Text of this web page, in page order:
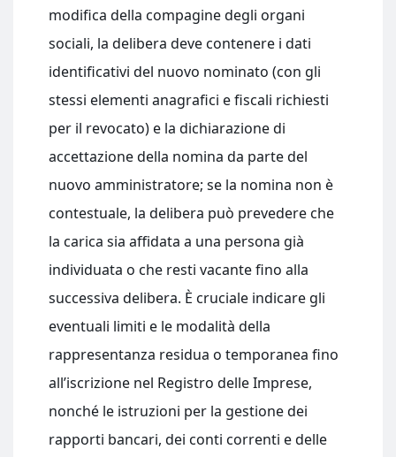
modifica della compagine degli organi
sociali, la delibera deve contenere i dati
identificativi del nuovo nominato (con gli
stessi elementi anagrafici e fiscali richiesti
per il revocato) e la dichiarazione di
accettazione della nomina da parte del
nuovo amministratore; se la nomina non è
contestuale, la delibera può prevedere che
la carica sia affidata a una persona già
individuata o che resti vacante fino alla
successiva delibera. È cruciale indicare gli
eventuali limiti e le modalità della
rappresentanza residua o temporanea fino
all’iscrizione nel Registro delle Imprese,
nonché le istruzioni per la gestione dei
rapporti bancari, dei conti correnti e delle